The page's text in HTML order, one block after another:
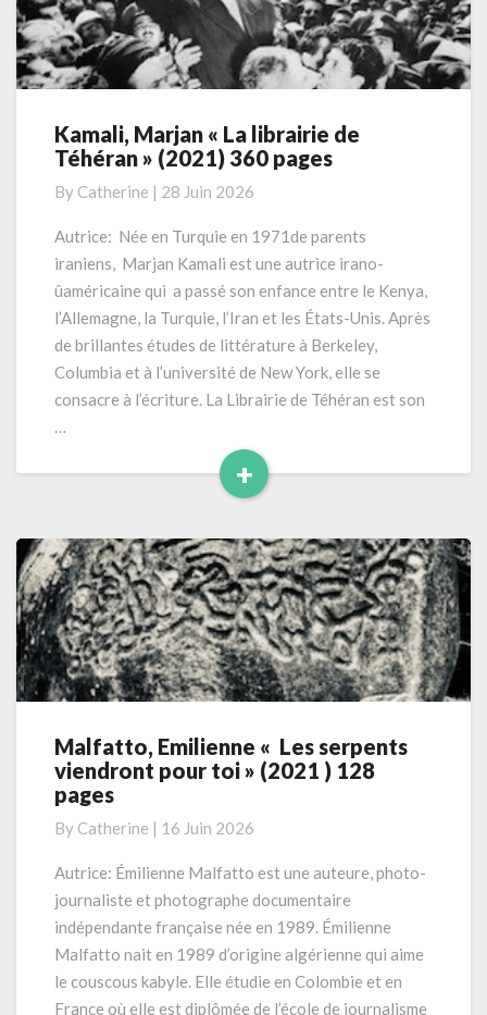
Kamali,
Marjan
librairie
de
(2021)
360
pages
Kamali, Marjan « La librairie de
Téhéran » (2021) 360 pages
By Catherine | 28 Juin 2026
Autrice: Née en Turquie en 1971de parents
iraniens, Marjan Kamali est une autrice irano-
ûaméricaine qui a passé son enfance entre le Kenya,
l’Allemagne, la Turquie, l’Iran et les États-Unis. Après
de brillantes études de littérature à Berkeley,
Columbia et à l’université de New York, elle se
consacre à l’écriture. La Librairie de Téhéran est son
…
+
Read
Malfatto,
Emilienne
«
serpents
viendront
toi »
(2021
)
128
pages
Malfatto, Emilienne « Les serpents
viendront pour toi » (2021 ) 128
pages
By Catherine | 16 Juin 2026
Autrice: Émilienne Malfatto est une auteure, photo-
journaliste et photographe documentaire
indépendante française née en 1989. Émilienne
Malfatto nait en 1989 d’origine algérienne qui aime
le couscous kabyle. Elle étudie en Colombie et en
France où elle est diplômée de l’école de journalisme